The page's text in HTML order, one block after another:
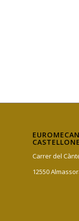
Carrer del
12550